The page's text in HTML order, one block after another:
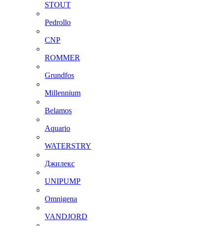
STOUT
Pedrollo
CNP
ROMMER
Grundfos
Millennium
Belamos
Aquario
WATERSTRY
Джилекс
UNIPUMP
Omnigena
VANDJORD